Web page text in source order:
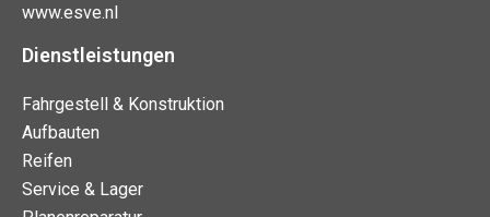
www.esve.nl
Dienstleistungen
Fahrgestell & Konstruktion
Aufbauten
Reifen
Service & Lager